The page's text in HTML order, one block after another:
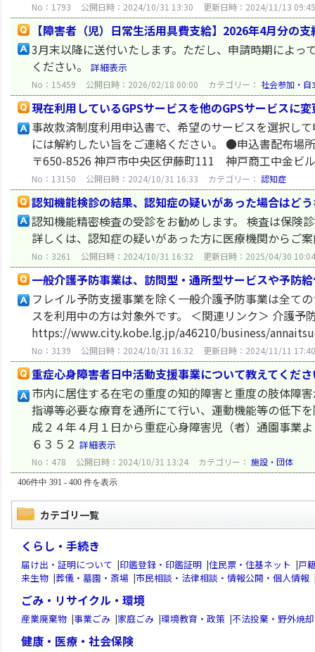
No：1793 公開日時：2024/10/31 13:30 更新日時：2024/11/13 09:45
【障害者（児）日常生活用具費支給】2026年4月分の
3月末以降に送付いたします。ただし、申請時期によ
ください。
詳細表示
No：15459 公開日時：2026/02/18 00:00 カテゴリー： 社会参加・自
現在利用しているGPSサービスを他のGPSサービスに
事故救済制度利用申込書で、希望のサービスを選択し
には解約したい旨をご連絡ください。 ●申込書配布場
〒650-8526 神戸市中央区伊藤町111 神戸商工中金ビ
No：13150 公開日時：2024/10/31 16:33 カテゴリー： 認知症
認知機能検診の結果、認知症の疑いがあった場合はど
認知機能精密検査の受診をお勧めします。 検査は保険
詳しくは、認知症の疑いがあった方に医療機関からご
No：3261 公開日時：2024/10/31 16:32 更新日時：2025/04/30 10:04
一般介護予防事業は、訪問型・通所型サービスや予防
フレイル予防支援事業を除く一般介護予防事業は全て
スを利用中の方は対象外です。 ＜関連リンク＞ 介護予
https://www.city.kobe.lg.jp/a46210/business/
No：3139 公開日時：2024/10/31 16:32 更新日時：2024/11/11 17:40
重症心身障害者日中活動支援事業について教えてくだ
市内に居住する在宅の重度の知的障害と重度の肢体障
指導等必要な療育を通所にて行い、運動機能等の低下
成２４年４月１日から重症心身障害児（者）通園事
６３５２ 詳細表示
No：478 公開日時：2024/10/31 13:24 カテゴリー： 施設・団体
406件中 391 - 400 件を表示
カテゴリ一覧
くらし・手続き
届け出・証明について |印鑑登録・印鑑証明 |住民票・住基ネット |戸
来生物 |葬儀・墓園・斎場 |市民相談・法律相談・情報公開・個人情報
ごみ・リサイクル・環境
産業廃棄物 |事業ごみ |家庭ごみ |環境教育・政策 |不法投棄・野外焼却
健康・医療・社会保険